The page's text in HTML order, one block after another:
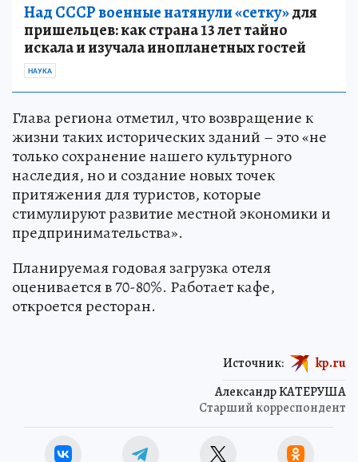
Над СССР военные натянули «сетку»для
пришельцев: как страна 13 лет тайно
искала и изучала инопланетных гостей
НАУКА
Глава региона отметил, что возвращение к
жизни таких исторических зданий – это «не
только сохранение нашего культурного
наследия, но и создание новых точек
притяжения для туристов, которые
стимулируют развитие местной экономики и
предпринимательства».
Планируемая годовая загрузка отеля
оценивается в 70-80%. Работает кафе,
откроется ресторан.
Александр КАТЕРУША
Старший корреспондент
Источник: kp.ru